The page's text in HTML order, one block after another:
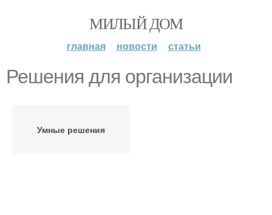
МИЛЫЙ ДОМ
главная новости статьи
Решения для организации
Умные решения